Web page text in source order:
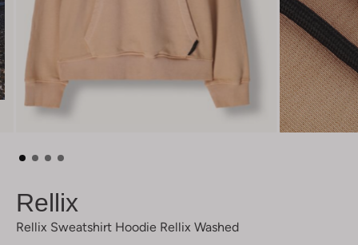
Rellix
Rellix Sweatshirt Hoodie Rellix Washed